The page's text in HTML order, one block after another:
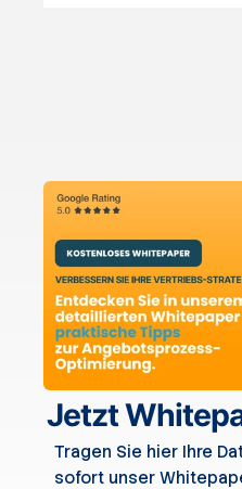
Jetzt
Tragen Sie hier Ihre
sofort unser